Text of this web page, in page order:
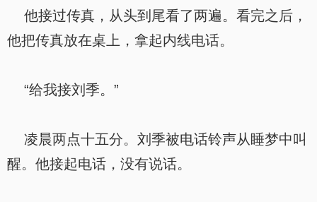
他接过传真，从头到尾看了两遍。看完之后，
他把传真放在桌上，拿起内线电话。
“给我接刘季。”
凌晨两点十五分。刘季被电话铃声从睡梦中叫
醒。他接起电话，没有说话。